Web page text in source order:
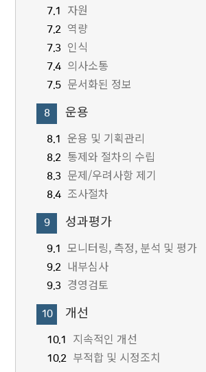
7.1 자원
7.2 역량
7.3 인식
7.4 의사소통
7.5 문서화된 정보
8 운용
8.1 운용 및 기획관리
8.2 통제와 절차의 수립
8.3 문제/우려사항 제기
8.4 조사절차
9 성과평가
9.1 모니터링, 측정, 분석 및 평가
9.2 내부심사
9.3 경영검토
10 개선
10.1 지속적인 개선
10.2 부적합 및 시정조치